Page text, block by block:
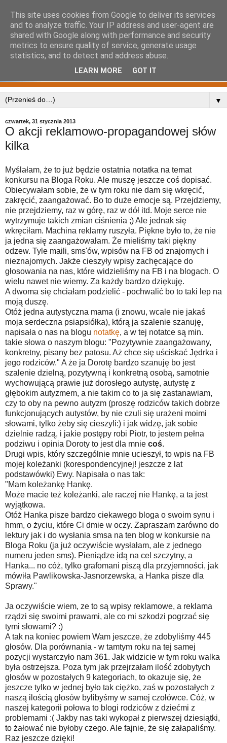
▼
czwartek, 31 stycznia 2013
O akcji reklamowo-propagandowej słów
kilka
Myślałam, że to już będzie ostatnia notatka na temat
konkursu na Bloga Roku. Ale muszę jeszcze coś dopisać.
Obiecywałam sobie, że w tym roku nie dam się wkręcić,
zakręcić, zaangażować. Bo to duże emocje są. Przejdziemy,
nie przejdziemy, raz w górę, raz w dół itd. Moje serce nie
wytrzymuje takich zmian ciśnienia ;) Ale jednak się
wkręciłam. Machina reklamy ruszyła. Piękne było to, że nie
ja jedna się zaangażowałam. Że mieliśmy taki piękny
odzew. Tyle maili, sms'ów, wpisów na FB od znajomych i
nieznajomych. Jakże cieszyły wpisy zachęcające do
głosowania na nas, które widzieliśmy na FB i na blogach. O
wielu nawet nie wiemy. Za każdy bardzo dziękuję.
A dwoma się chciałam podzielić - pochwalić bo to taki lep na
moją duszę.
Otóż jedna autystyczna mama (i znowu, wcale nie jakaś
moja serdeczna psiapsiółka), którą ja szalenie szanuję,
napisała o nas na blogu notatkę, a w tej notatce są min.
takie słowa o naszym blogu: "Pozytywnie zaangażowany,
konkretny, pisany bez patosu. Aż chce się uściskać Jędrka i
jego rodziców." A że ja Dorotę bardzo szanuję bo jest
szalenie dzielną, pozytywną i konkretną osobą, samotnie
wychowującą prawie już dorosłego autystę, autystę z
głębokim autyzmem, a nie takim co to ja się zastanawiam,
czy to oby na pewno autyzm (proszę rodziców takich dobrze
funkcjonujących autystów, by nie czuli się urażeni moimi
słowami, tylko żeby się cieszyli:) i jak widzę, jak sobie
dzielnie radzą, i jakie postępy robi Piotr, to jestem pełna
podziwu i opinia Doroty to jest dla mnie coś.
Drugi wpis, który szczególnie mnie ucieszył, to wpis na FB
mojej koleżanki (korespondencyjnej! jeszcze z lat
podstawówki) Ewy. Napisała o nas tak:
"Mam koleżankę Hankę.
Może macie też koleżanki, ale raczej nie Hankę, a ta jest
wyjątkowa.
Otóż Hanka pisze bardzo ciekawego bloga o swoim synu i
hmm, o życiu, które Ci dmie w oczy. Zapraszam zarówno do
lektury jak i do wysłania smsa na ten blog w konkursie na
Bloga Roku (ja już oczywiście wysłałam, ale z jednego
numeru jeden sms). Pieniądze idą na cel szczytny, a
Hanka... no cóż, tylko grafomani piszą dla przyjemności, jak
mówiła Pawlikowska-Jasnorzewska, a Hanka pisze dla
Sprawy."
Ja oczywiście wiem, ze to są wpisy reklamowe, a reklama
rządzi się swoimi prawami, ale co mi szkodzi pogrzać się
tymi słowami? :)
A tak na koniec powiem Wam jeszcze, że zdobyliśmy 445
głosów. Dla porównania - w tamtym roku na tej samej
pozycji wystarczyło nam 361. Jak widzicie w tym roku walka
była ostrzejsza. Poza tym jak przejrzałam ilość zdobytych
głosów w pozostałych 9 kategoriach, to okazuje się, że
jeszcze tylko w jednej było tak ciężko, zaś w pozostałych z
naszą ilością głosów bylibyśmy w samej czołówce. Cóż, w
naszej kategorii połowa to blogi rodziców z dziećmi z
problemami :( Jakby nas taki wykopał z pierwszej dziesiątki,
to żałować nie byłoby czego. Ale fajnie, że się załapaliśmy.
Raz jeszcze dzięki!
This site uses cookies from Google to deliver its services
and to analyze traffic. Your IP address and user-agent are
shared with Google along with performance and security
metrics to ensure quality of service, generate usage
statistics, and to detect and address abuse.
LEARN MORE GOT IT